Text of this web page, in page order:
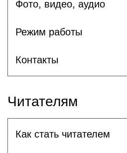
Фото, видео, аудио
Режим работы
Контакты
Читателям
Как стать читателем